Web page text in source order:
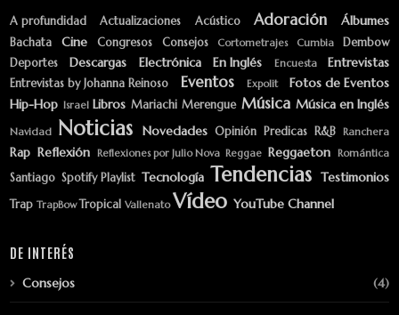
A profundidad Actualizaciones Acústico Adoración Álbumes
Bachata Cine Congresos Consejos Cortometrajes Cumbia
Dembow
Deportes
Descargas Electrónica En Inglés Encuesta Entrevistas
Entrevistas by Johanna Reinoso Eventos Expolit
Fotos de Eventos
Hip-Hop Israel Libros Mariachi Merengue Música Música en Inglés
Navidad Noticias Novedades Opinión Predicas R&B Ranchera
Rap Reflexión Reflexiones por Julio Nova Reggae Reggaeton Romántica
Santiago Spotify Playlist Tecnología Tendencias Testimonios
Trap TrapBow Tropical Vallenato Vídeo YouTube Channel
DE INTERÉS
Consejos (4)